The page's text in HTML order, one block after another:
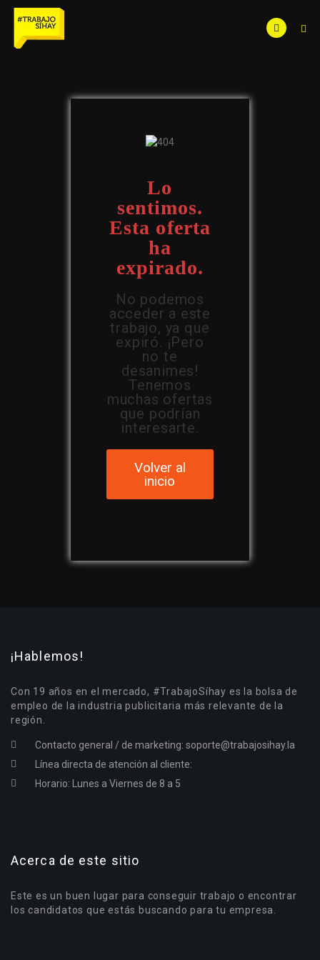
Lo
sentimos.
Esta oferta
ha
expirado.
No podemos
acceder a este
trabajo, ya que
expiró. ¡Pero
no te
desanimes!
Tenemos
muchas ofertas
que podrían
interesarte.
Volver al
inicio
¡Hablemos!
Con 19 años en el mercado, #TrabajoSíhay es la bolsa de
empleo de la industria publicitaria más relevante de la
región.
Contacto general / de marketing: soporte@trabajosihay.la
Línea directa de atención al cliente:
Horario: Lunes a Viernes de 8 a 5
Acerca de este sitio
Este es un buen lugar para conseguir trabajo o encontrar
los candidatos que estás buscando para tu empresa.